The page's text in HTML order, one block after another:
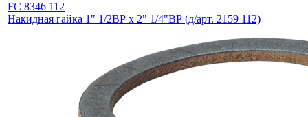
FC 8346 112
Накидная гайка 1" 1/2ВР х 2" 1/4"ВР (д/арт. 2159 112)